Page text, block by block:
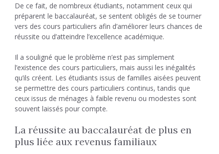
De ce fait, de nombreux étudiants, notamment ceux qui
préparent le baccalauréat, se sentent obligés de se tourner
vers des cours particuliers afin d’améliorer leurs chances de
réussite ou d’atteindre l’excellence académique.
Il a souligné que le problème n’est pas simplement
l’existence des cours particuliers, mais aussi les inégalités
qu’ils créent. Les étudiants issus de familles aisées peuvent
se permettre des cours particuliers continus, tandis que
ceux issus de ménages à faible revenu ou modestes sont
souvent laissés pour compte.
La réussite au baccalauréat de plus en
plus liée aux revenus familiaux